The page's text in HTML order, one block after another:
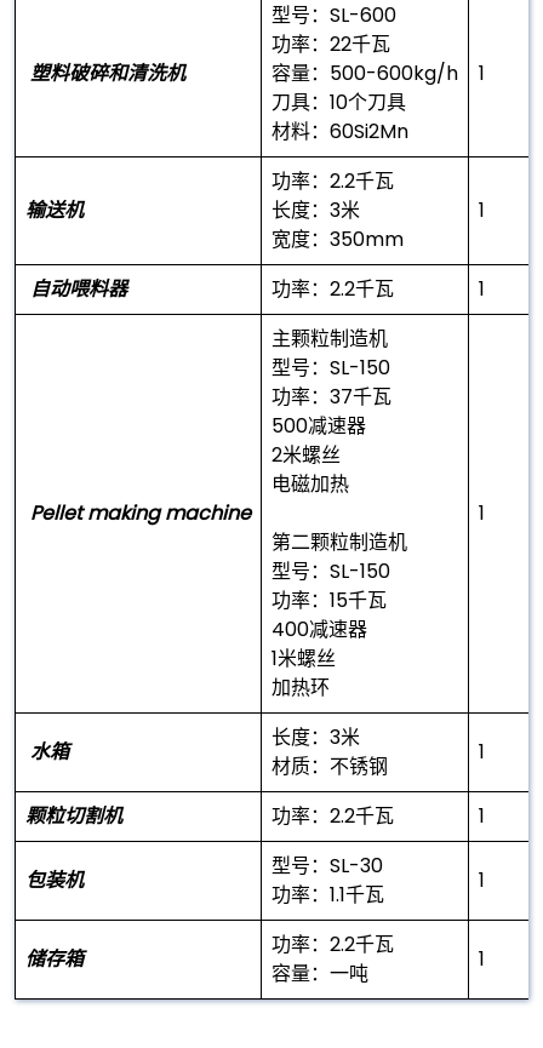
塑料破碎和清洗机
型号：SL-600
功率：22千瓦
容量：500-600kg/h
刀具：10个刀具
材料：60Si2Mn
1
输送机
功率：2.2千瓦
长度：3米
宽度：350mm
1
自动喂料器 功率：2.2千瓦 1
Pellet making machine
主颗粒制造机
型号：SL-150
功率：37千瓦
500减速器
2米螺丝
电磁加热
第二颗粒制造机
型号：SL-150
功率：15千瓦
400减速器
1米螺丝
加热环
1
水箱
长度：3米
材质：不锈钢
1
颗粒切割机 功率：2.2千瓦 1
包装机
型号：SL-30
功率：1.1千瓦
1
储存箱
功率：2.2千瓦
容量：一吨
1